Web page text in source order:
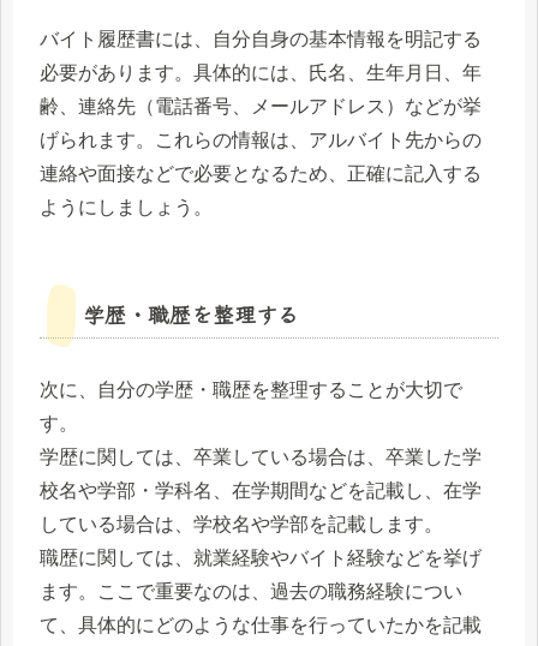
バイト履歴書には、自分自身の基本情報を明記する
必要があります。具体的には、氏名、生年月日、年
齢、連絡先（電話番号、メールアドレス）などが挙
げられます。これらの情報は、アルバイト先からの
連絡や面接などで必要となるため、正確に記入する
ようにしましょう。
学歴・職歴を整理する
次に、自分の学歴・職歴を整理することが大切で
す。
学歴に関しては、卒業している場合は、卒業した学
校名や学部・学科名、在学期間などを記載し、在学
している場合は、学校名や学部を記載します。
職歴に関しては、就業経験やバイト経験などを挙げ
ます。ここで重要なのは、過去の職務経験につい
て、具体的にどのような仕事を行っていたかを記載